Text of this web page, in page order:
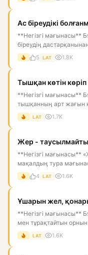
Ас біреудікі
**Негізгі мағынасы**
біреудің
қор...
5 LAT 1.8K
Тышқан көтін
**Негізгі мағынасы**
тышқанның арт жағын
Астарлы мағын...
LAT 1.7K
Жер -
**Негізгі мағынасы**
мақалдың тура
көп, он...
4 LAT 1.6K
Ұшарын жел,
**Негізгі мағынасы**
мен тұрақтайтын орнын
LAT 1.6K